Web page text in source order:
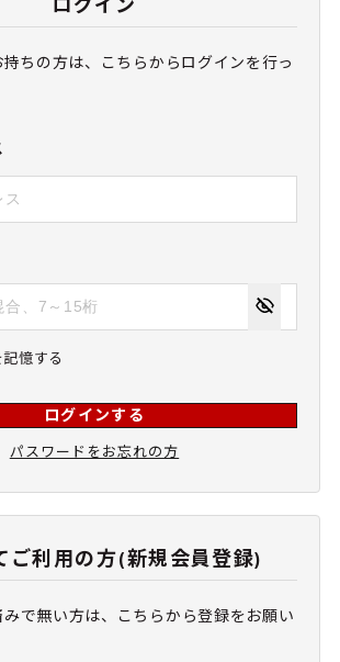
ちの方は、こちらからログインを行っ
憶する
ログインする
パスワードをお忘れの方
ご利用の方(新規会員登録)
で無い方は、こちらから登録をお願い